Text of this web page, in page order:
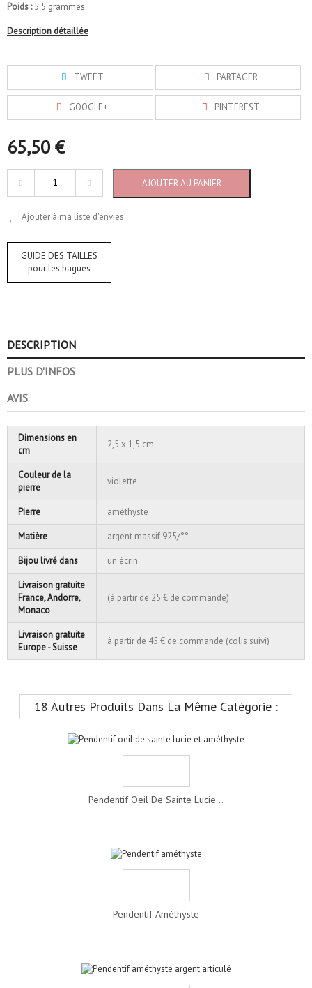
Poids :5.5 grammes
Description détaillée
TWEET PARTAGER
GOOGLE+ PINTEREST
65,50 €
AJOUTER AU PANIER
Ajouter à ma liste d'envies
GUIDE DES TAILLES
pour les bagues
DESCRIPTION
PLUS D'INFOS
AVIS
Dimensions en
cm
2,5 x 1,5 cm
Couleur de la
pierre
violette
Pierre améthyste
Matière argent massif 925/°°
Bijou livré dans un écrin
Livraison gratuite
France, Andorre,
Monaco
(à partir de 25 € de commande)
Livraison gratuite
Europe - Suisse
à partir de 45 € de commande (colis suivi)
18 Autres Produits Dans La Même Catégorie :
Pendentif Oeil De Sainte Lucie...
Pendentif Améthyste